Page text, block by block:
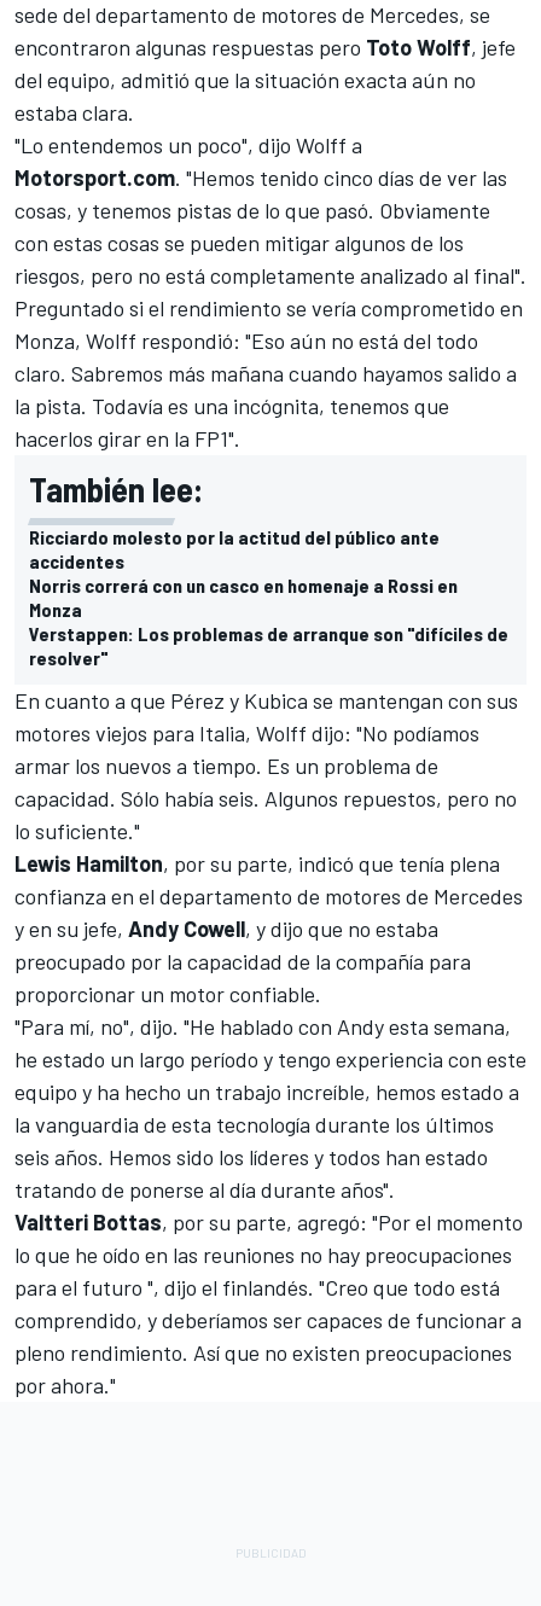
sede del departamento de motores de Mercedes, se
encontraron algunas respuestas pero Toto Wolff, jefe
del equipo, admitió que la situación exacta aún no
estaba clara.
"Lo entendemos un poco", dijo Wolff a
Motorsport.com. "Hemos tenido cinco días de ver las
cosas, y tenemos pistas de lo que pasó. Obviamente
con estas cosas se pueden mitigar algunos de los
riesgos, pero no está completamente analizado al final".
Preguntado si el rendimiento se vería comprometido en
Monza, Wolff respondió: "Eso aún no está del todo
claro. Sabremos más mañana cuando hayamos salido a
la pista. Todavía es una incógnita, tenemos que
hacerlos girar en la FP1".
También lee:
Ricciardo molesto por la actitud del público ante
accidentes
Norris correrá con un casco en homenaje a Rossi en
Monza
Verstappen: Los problemas de arranque son "difíciles de
resolver"
En cuanto a que Pérez y Kubica se mantengan con sus
motores viejos para Italia, Wolff dijo: "No podíamos
armar los nuevos a tiempo. Es un problema de
capacidad. Sólo había seis. Algunos repuestos, pero no
lo suficiente."
Lewis Hamilton, por su parte, indicó que tenía plena
confianza en el departamento de motores de Mercedes
y en su jefe, Andy Cowell, y dijo que no estaba
preocupado por la capacidad de la compañía para
proporcionar un motor confiable.
"Para mí, no", dijo. "He hablado con Andy esta semana,
he estado un largo período y tengo experiencia con este
equipo y ha hecho un trabajo increíble, hemos estado a
la vanguardia de esta tecnología durante los últimos
seis años. Hemos sido los líderes y todos han estado
tratando de ponerse al día durante años".
Valtteri Bottas, por su parte, agregó: "Por el momento
lo que he oído en las reuniones no hay preocupaciones
para el futuro ", dijo el finlandés. "Creo que todo está
comprendido, y deberíamos ser capaces de funcionar a
pleno rendimiento. Así que no existen preocupaciones
por ahora."